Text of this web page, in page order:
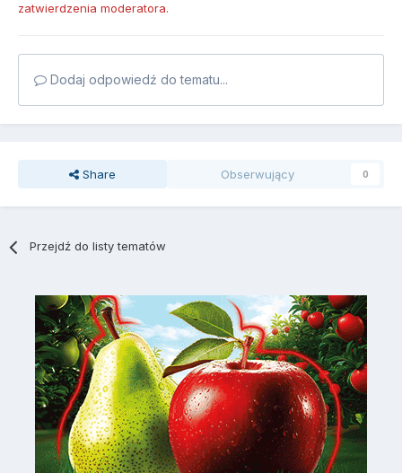
zatwierdzenia moderatora.
Dodaj odpowiedź do tematu...
Share Obserwujący 0
Przejdź do listy tematów